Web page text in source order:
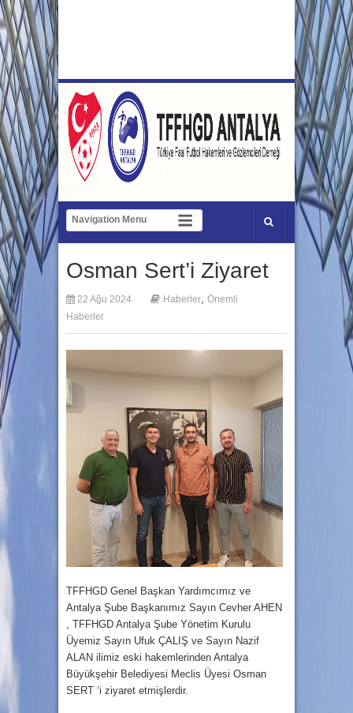
Osman Sert’i Ziyaret
22 Ağu 2024 Haberler, Önemli
Haberler
TFFHGD Genel Başkan Yardımcımız ve
Antalya Şube Başkanımız Sayın Cevher AHEN
, TFFHGD Antalya Şube Yönetim Kurulu
Üyemiz Sayın Ufuk ÇALIŞ ve Sayın Nazif
ALAN ilimiz eski hakemlerinden Antalya
Büyükşehir Belediyesi Meclis Üyesi Osman
SERT ‘i ziyaret etmişlerdir.